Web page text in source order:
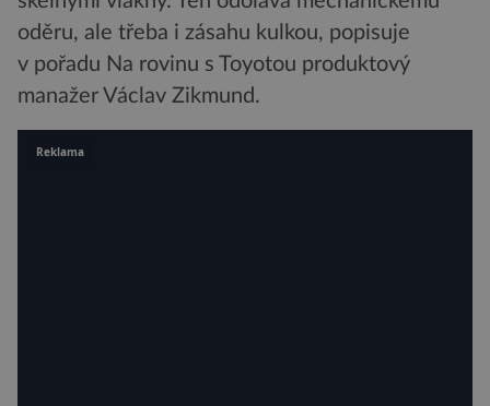
oděru, ale třeba i zásahu kulkou, popisuje
v pořadu Na rovinu s Toyotou produktový
manažer Václav Zikmund.
Reklama